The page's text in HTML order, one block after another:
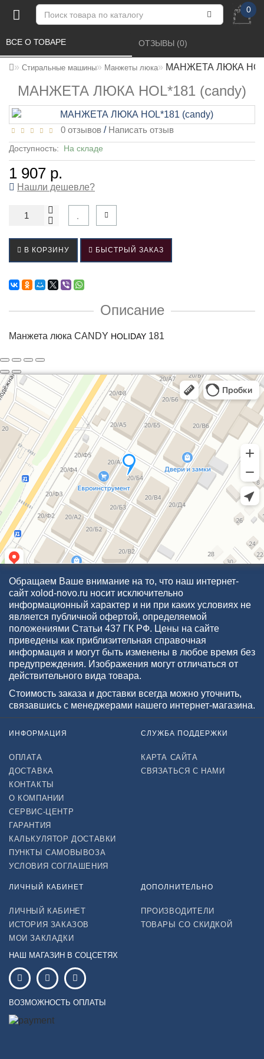
0
Стиральные машины Манжеты люка МАНЖЕТА ЛЮКА
МАНЖЕТА ЛЮКА HOL*181 (candy)
ВСЕ О ТОВАРЕ ОТЗЫВЫ (0)
0 отзывов / Написать отзыв
Доступность: На складе
1 907 р.
Нашли дешевле?
В КОРЗИНУ БЫСТРЫЙ ЗАКАЗ
Описание
Манжета люка CANDY HOLIDAY 181
Обращаем Ваше внимание на то, что наш интернет-
сайт xolod-novo.ru носит исключительно
информационный характер и ни при каких условиях не
является публичной офертой, определяемой
положениями Статьи 437 ГК РФ. Цены на сайте
приведены как приблизительная справочная
информация и могут быть изменены в любое время без
предупреждения. Изображения могут отличаться от
действительного вида товара.
Стоимость заказа и доставки всегда можно уточнить,
связавшись с менеджерами нашего интернет-магазина.
ИНФОРМАЦИЯ
ОПЛАТА
ДОСТАВКА
КОНТАКТЫ
О КОМПАНИИ
СЕРВИС-ЦЕНТР
ГАРАНТИЯ
КАЛЬКУЛЯТОР ДОСТАВКИ
ПУНКТЫ САМОВЫВОЗА
УСЛОВИЯ СОГЛАШЕНИЯ
СЛУЖБА ПОДДЕРЖКИ
КАРТА САЙТА
СВЯЗАТЬСЯ С НАМИ
ЛИЧНЫЙ КАБИНЕТ
ЛИЧНЫЙ КАБИНЕТ
ИСТОРИЯ ЗАКАЗОВ
МОИ ЗАКЛАДКИ
ДОПОЛНИТЕЛЬНО
ПРОИЗВОДИТЕЛИ
ТОВАРЫ СО СКИДКОЙ
НАШ МАГАЗИН В СОЦСЕТЯХ
ВОЗМОЖНОСТЬ ОПЛАТЫ